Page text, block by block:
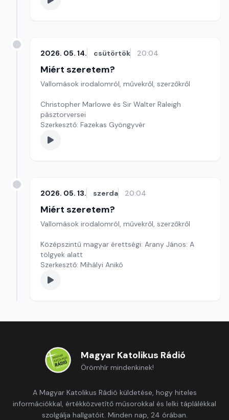
2026. 05. 14. csütörtök 20:04
Miért szeretem?
Vallomások irodalomról, művekről, szerzőkről
Christopher Marlowe és Sir Walter Raleigh
pásztorversei
Szerkesztő: Fazekas Gyöngyvér
2026. 05. 13. szerda 20:04
Miért szeretem?
Vallomások irodalomról, művekről, szerzőkről
Középszintű magyar érettségi: Arany János: A
tölgyek alatt
Szerkesztő: Mihályi Anikó
Magyar Katolikus Rádió
Örömhír mindenkinek!
A Magyar Katolikus Rádió küldetése, hogy hiteles
információkkal, értékközvetítő műsorokkal és lelki táplálékkal
szolgálja hallgatóit. Minden nap, 24 órában.